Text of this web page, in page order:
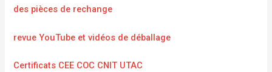
des pièces de rechange
revue YouTube et vidéos de déballage
Certificats CEE COC CNIT UTAC